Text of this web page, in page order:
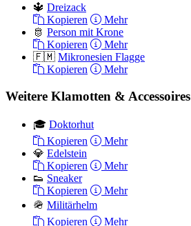
🔱 Dreizack
Kopieren
Mehr
🫅 Person mit Krone
Kopieren
Mehr
🇫🇲 Mikronesien Flagge
Kopieren
Mehr
Weitere Klamotten & Accessoires
🎓 Doktorhut
Kopieren
Mehr
💎 Edelstein
Kopieren
Mehr
👟 Sneaker
Kopieren
Mehr
🪖 Militärhelm
Kopieren
Mehr